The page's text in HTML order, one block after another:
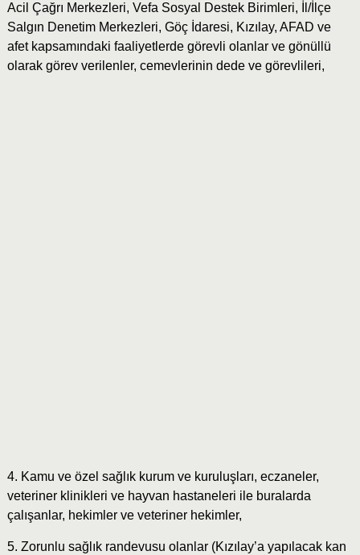
Acil Çağrı Merkezleri, Vefa Sosyal Destek Birimleri, İl/İlçe
Salgın Denetim Merkezleri, Göç İdaresi, Kızılay, AFAD ve
afet kapsamındaki faaliyetlerde görevli olanlar ve gönüllü
olarak görev verilenler, cemevlerinin dede ve görevlileri,
4. Kamu ve özel sağlık kurum ve kuruluşları, eczaneler,
veteriner klinikleri ve hayvan hastaneleri ile buralarda
çalışanlar, hekimler ve veteriner hekimler,
5. Zorunlu sağlık randevusu olanlar (Kızılay’a yapılacak kan